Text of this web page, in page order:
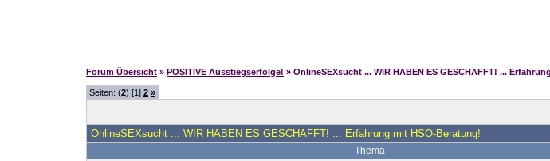
Forum Übersicht » POSITIVE Ausstiegserfolge! » OnlineSEXsucht ... WIR HABEN ES GESCHAFFT! ...
Seiten: (2) [1] 2 »
OnlineSEXsucht ... WIR HABEN ES GESCHAFFT! ... Erfahrung mit HSO-Beratung!
Thema